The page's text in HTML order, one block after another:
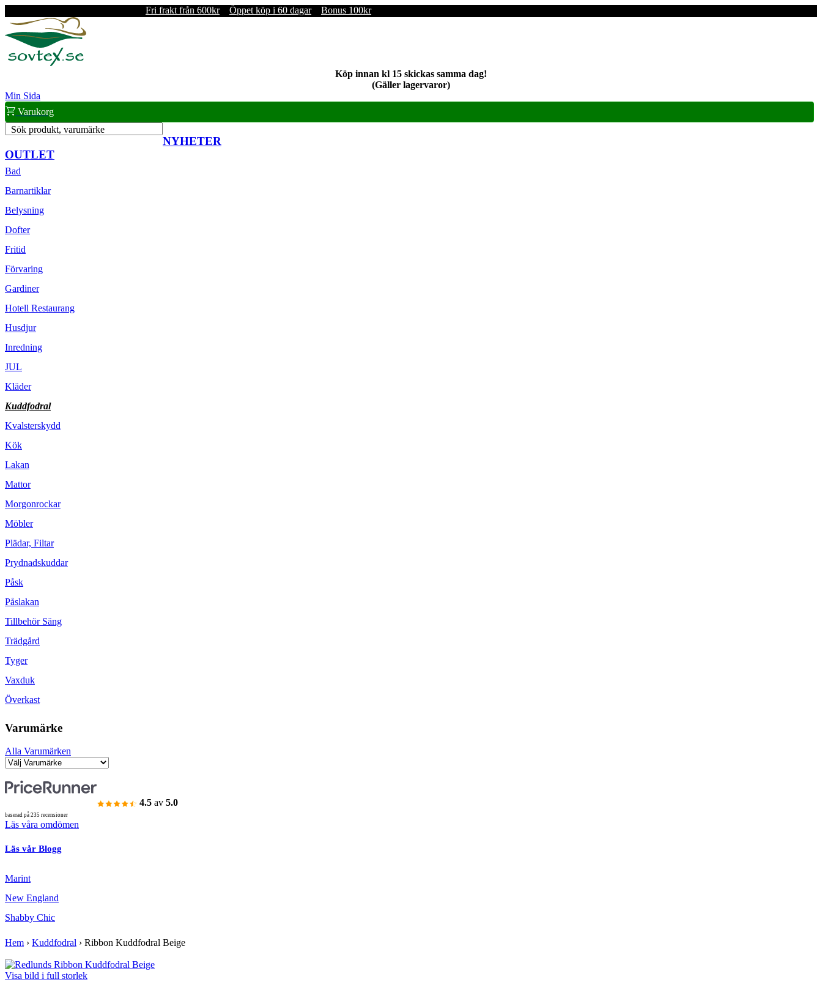
Fri frakt från 600kr Öppet köp i 60 dagar Bonus 100kr
Köp innan kl 15 skickas samma dag!
(Gäller lagervaror)
Min Sida
Varukorg
Sök produkt, varumärke
NYHETER
OUTLET
Bad
Barnartiklar
Belysning
Dofter
Fritid
Förvaring
Gardiner
Hotell Restaurang
Husdjur
Inredning
JUL
Kläder
Kuddfodral
Kvalsterskydd
Kök
Lakan
Mattor
Morgonrockar
Möbler
Plädar, Filtar
Prydnadskuddar
Påsk
Påslakan
Tillbehör Säng
Trädgård
Tyger
Vaxduk
Överkast
Varumärke
Alla Varumärken
4.5 av 5.0
baserad på 235 recensioner
Läs våra omdömen
Läs vår Blogg
Marint
New England
Shabby Chic
Hem › Kuddfodral › Ribbon Kuddfodral Beige
Visa bild i full storlek